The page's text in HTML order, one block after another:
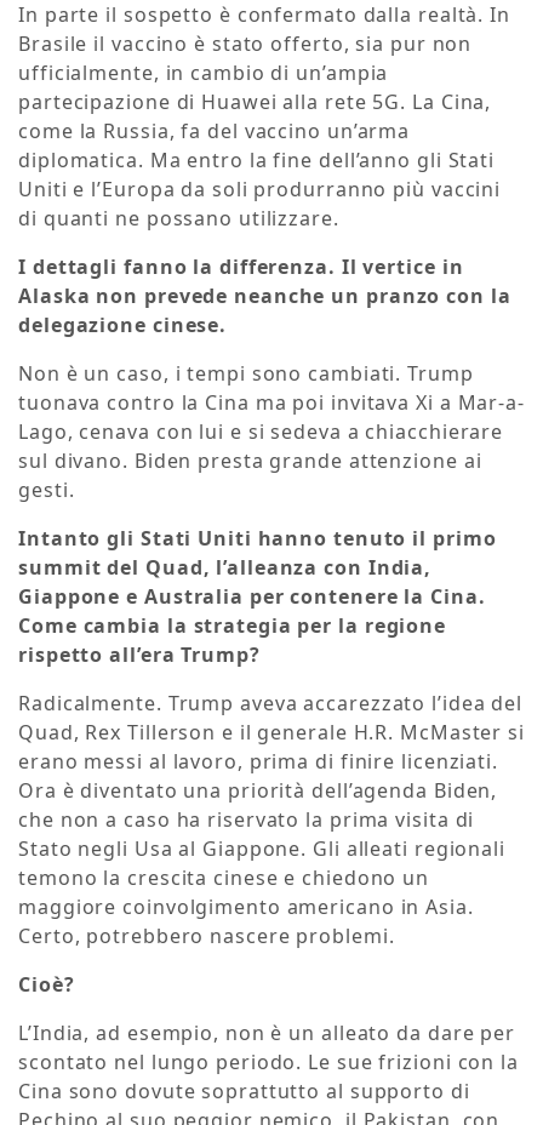
In parte il sospetto è confermato dalla realtà. In
Brasile il vaccino è stato offerto, sia pur non
ufficialmente, in cambio di un’ampia
partecipazione di Huawei alla rete 5G. La Cina,
come la Russia, fa del vaccino un’arma
diplomatica. Ma entro la fine dell’anno gli Stati
Uniti e l’Europa da soli produrranno più vaccini
di quanti ne possano utilizzare.
I dettagli fanno la differenza. Il vertice in
Alaska non prevede neanche un pranzo con la
delegazione cinese.
Non è un caso, i tempi sono cambiati. Trump
tuonava contro la Cina ma poi invitava Xi a Mar-a-
Lago, cenava con lui e si sedeva a chiacchierare
sul divano. Biden presta grande attenzione ai
gesti.
Intanto gli Stati Uniti hanno tenuto il primo
summit del Quad, l’alleanza con India,
Giappone e Australia per contenere la Cina.
Come cambia la strategia per la regione
rispetto all’era Trump?
Radicalmente. Trump aveva accarezzato l’idea del
Quad, Rex Tillerson e il generale H.R. McMaster si
erano messi al lavoro, prima di finire licenziati.
Ora è diventato una priorità dell’agenda Biden,
che non a caso ha riservato la prima visita di
Stato negli Usa al Giappone. Gli alleati regionali
temono la crescita cinese e chiedono un
maggiore coinvolgimento americano in Asia.
Certo, potrebbero nascere problemi.
Cioè?
L’India, ad esempio, non è un alleato da dare per
scontato nel lungo periodo. Le sue frizioni con la
Cina sono dovute soprattutto al supporto di